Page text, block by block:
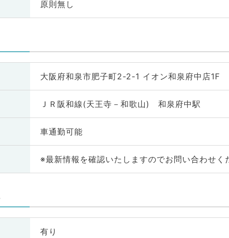
原則無し
大阪府和泉市肥子町2-2-1 イオン和泉府中店1F
ＪＲ阪和線(天王寺－和歌山) 和泉府中駅
車通勤可能
※最新情報を確認いたしますのでお問い合わせく
有り